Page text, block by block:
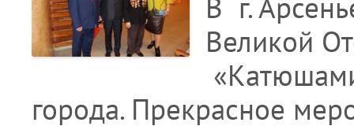
В г.
Великой
города. Прекрасное